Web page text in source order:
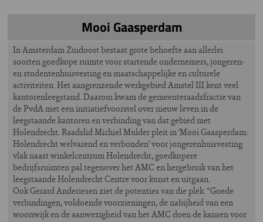
Mooi Gaasperdam
In Amsterdam Zuidoost bestaat grote behoefte aan allerlei
soorten goedkope ruimte voor startende ondernemers, jongeren-
en studentenhuisvesting en maatschappelijke en culturele
activiteiten. Het aangrenzende werkgebied Amstel III kent veel
kantorenleegstand. Daarom kwam de gemeenteraadsfractie van
de PvdA met een initiatiefvoorstel over nieuw leven in de
leegstaande kantoren en verbinding van dat gebied met
Holendrecht. Raadslid Michiel Mulder pleit in ‘Mooi Gaasperdam:
Holendrecht welvarend en verbonden’ voor jongerenhuisvesting
vlak naast winkelcentrum Holendrecht, goedkopere
bedrijfsruimten pal tegenover het AMC en hergebruik van het
leegstaande Holendrecht Centre voor kunst en uitgaan.
Ook Gerard Anderiesen ziet de potenties van die plek. “Goede
verbindingen, voldoende voorzieningen, de nabijheid van een
woonwijk en de aanwezigheid van het AMC doen de kansen voor